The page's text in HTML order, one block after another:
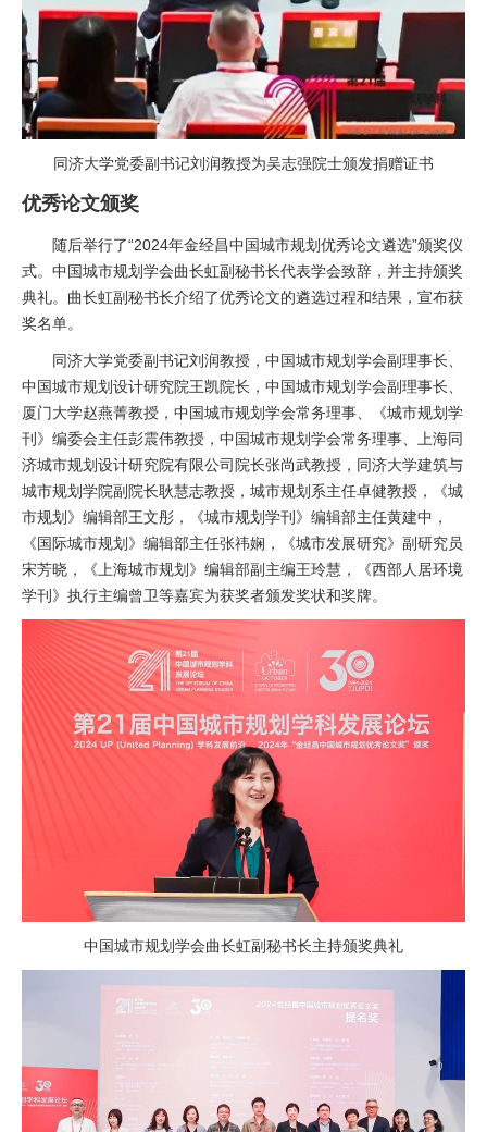
同济大学党委副书记刘润教授为吴志强院士颁发捐赠证书
优秀论文颁奖
随后举行了“2024年金经昌中国城市规划优秀论文遴选”颁奖仪
式。中国城市规划学会曲长虹副秘书长代表学会致辞，并主持颁奖
典礼。曲长虹副秘书长介绍了优秀论文的遴选过程和结果，宣布获
奖名单。
同济大学党委副书记刘润教授，中国城市规划学会副理事长、
中国城市规划设计研究院王凯院长，中国城市规划学会副理事长、
厦门大学赵燕菁教授，中国城市规划学会常务理事、《城市规划学
刊》编委会主任彭震伟教授，中国城市规划学会常务理事、上海同
济城市规划设计研究院有限公司院长张尚武教授，同济大学建筑与
城市规划学院副院长耿慧志教授，城市规划系主任卓健教授，《城
市规划》编辑部王文彤，《城市规划学刊》编辑部主任黄建中，
《国际城市规划》编辑部主任张祎娴，《城市发展研究》副研究员
宋芳晓，《上海城市规划》编辑部副主编王玲慧，《西部人居环境
学刊》执行主编曾卫等嘉宾为获奖者颁发奖状和奖牌。
中国城市规划学会曲长虹副秘书长主持颁奖典礼